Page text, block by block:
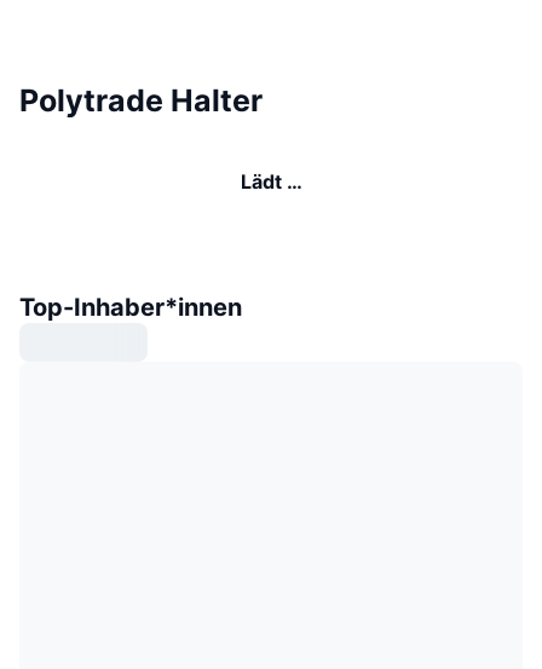
Polytrade Halter
Lädt …
Top-Inhaber*innen